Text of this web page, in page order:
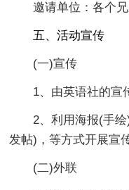
邀请单位：各个兄
五、活动宣传
(一)宣传
1、由英语社的宣传
2、利用海报(手绘)
发帖)，等方式开展宣
(二)外联